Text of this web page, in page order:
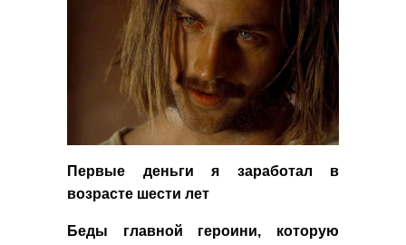
Первые деньги я заработал в
возрасте шести лет
Беды главной героини, которую